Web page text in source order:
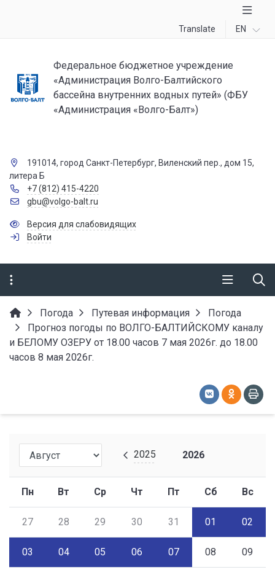
Translate EN
Федеральное бюджетное учреждение
«Администрация Волго-Балтийского
бассейна внутренних водных путей» (ФБУ
«Администрация «Волго-Балт»)
191014, город Санкт-Петербург, Виленский пер., дом 15,
литера Б
+7 (812) 415-4220
gbu@volgo-balt.ru
Версия для слабовидящих
Войти
Погода Путевая информация
Погода
Прогноз погоды по ВОЛГО-БАЛТИЙСКОМУ каналу
и БЕЛОМУ ОЗЕРУ от 18.00 часов 7 мая 2026г. до 18.00
часов 8 мая 2026г.
2025 2026
Пн Вт Ср Чт Пт Сб Вс
27 28 29 30 31 01 02
03 04 05 06 07 08 09